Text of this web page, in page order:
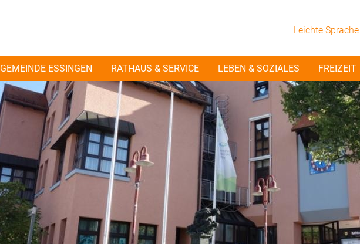
Leichte Sprache
GEMEINDE ESSINGEN RATHAUS & SERVICE LEBEN & SOZIALES FREIZEIT